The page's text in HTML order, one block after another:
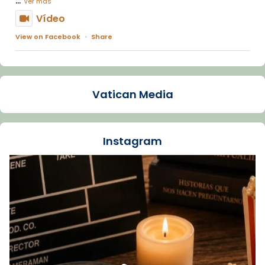
Vídeo
View on Facebook · Share
Arquebisbat de Barcelona
La Carmina va patir depressió. Fa gairebé
dos mesos, a l'Estadi Lluís Companys, la
Recupera l'entrevista comp
Vatican
tican News 👇
www.vaticannews.va/es/iglesia/news/2026-
07/carmina-historia-depresion-papa-viaje-
espana-testimoni...
Foto
Vatican Media
Instagram